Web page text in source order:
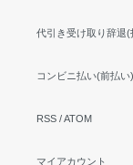
代引き受け取り辞退(
コンビニ払い(前払
RSS /ATOM
マイアカウント